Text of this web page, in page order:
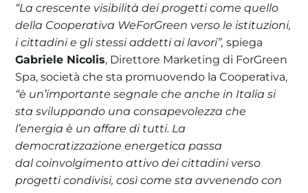
“La crescente visibilità dei progetti come quello
della Cooperativa WeForGreen verso le istituzioni,
i cittadini e gli stessi addetti ai lavori”, spiega
Gabriele Nicolis, Direttore Marketing di ForGreen
Spa, società che sta promuovendo la Cooperativa,
“è un’importante segnale che anche in Italia si
sta sviluppando una consapevolezza che
l’energia è un affare di tutti. La
democratizzazione energetica passa
dal coinvolgimento attivo dei cittadini verso
progetti condivisi, così come sta avvenendo con